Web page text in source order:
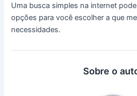
Uma busca simples na internet
opções para você escolher a que
necessidades.
Sobre o